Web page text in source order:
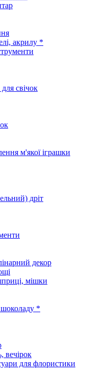
акрилу *
свічок
м'якої іграшки
дріт
декор
мішки
*
вечірок
для флористики